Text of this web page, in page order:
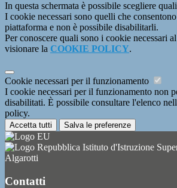
In questa schermata è possibile scegliere
I cookie necessari sono quelli che
piattaforma e non è possibile disabilitarli.
Per conoscere quali sono i cookie necessari
visionare la COOKIE POLICY.
Cookie necessari per il funzionamento
I cookie necessari per il funzionamento non
disabilitati. È possibile consultare l'elenco
policy.
Accetta tutti Salva le preferenze
Istituto d'Istruzione
Algarotti
Contatti